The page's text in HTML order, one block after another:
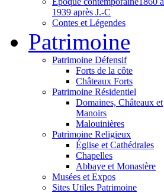
1939 après J.-C
Contes et Légendes
Patrimoine
Patrimoine Défensif
Forts de la côte
Châteaux Forts
Patrimoine Résidentiel
Domaines, Châteaux et
Manoirs
Malouinières
Patrimoine Religieux
Église et Cathédrales
Chapelles
Abbaye et Monastère
Musées et Expos
Sites Utiles Patrimoine